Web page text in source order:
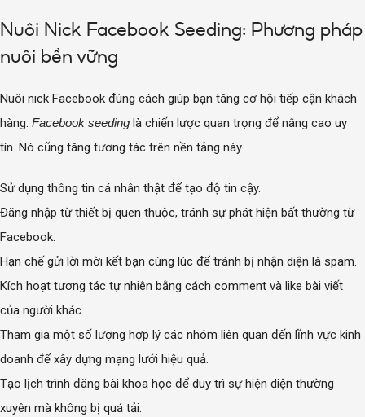
Nuôi Nick Facebook Seeding: Phương pháp
nuôi bền vững
Nuôi nick Facebook đúng cách giúp bạn tăng cơ hội tiếp cận khách
hàng. Facebook seeding là chiến lược quan trọng để nâng cao uy
tín. Nó cũng tăng tương tác trên nền tảng này.
Sử dụng thông tin cá nhân thật để tạo độ tin cậy.
Đăng nhập từ thiết bị quen thuộc, tránh sự phát hiện bất thường từ
Facebook.
Hạn chế gửi lời mời kết bạn cùng lúc để tránh bị nhận diện là spam.
Kích hoạt tương tác tự nhiên bằng cách comment và like bài viết
của người khác.
Tham gia một số lượng hợp lý các nhóm liên quan đến lĩnh vực kinh
doanh để xây dựng mạng lưới hiệu quả.
Tạo lịch trình đăng bài khoa học để duy trì sự hiện diện thường
xuyên mà không bị quá tải.